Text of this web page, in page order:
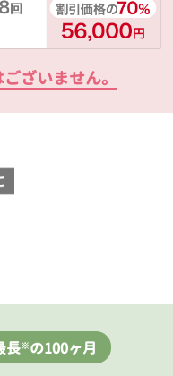
ざいません。
長※の100ヶ月